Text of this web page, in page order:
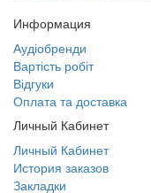
Информация
Аудіобренди
Вартість робіт
Відгуки
Оплата та доставка
Личный Кабинет
Личный Кабинет
История заказов
Закладки